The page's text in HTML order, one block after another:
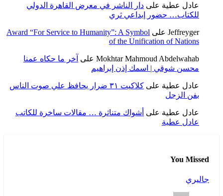
الناشر في معرض القاهرة الدولي
ثري
Award “For Service to Humanity”: A
of the
Mokhtarعلىآخر ما حكاه عمنا
إبراهيم
كلاكيت ٣١ ضرار يحافظ علي صوت الناس
متناثرة … مقالات ساخرة للكاتب